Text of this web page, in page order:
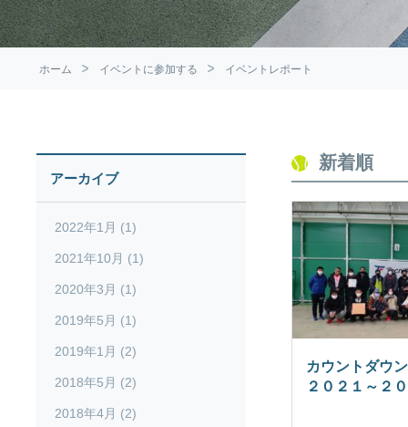
ホーム イベントに参加する イベントレポート
新着順
カウントダウ
２０２１～２
アーカイブ
2022年1月 (1)
2021年10月 (1)
2020年3月 (1)
2019年5月 (1)
2019年1月 (2)
2018年5月 (2)
2018年4月 (2)